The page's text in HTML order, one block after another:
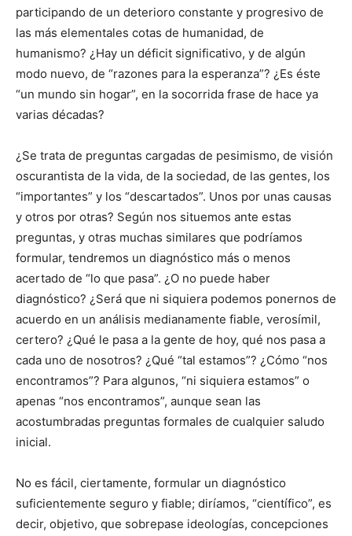
participando de un deterioro constante y progresivo de
las más elementales cotas de humanidad, de
humanismo? ¿Hay un déficit significativo, y de algún
modo nuevo, de “razones para la esperanza”? ¿Es éste
“un mundo sin hogar”, en la socorrida frase de hace ya
varias décadas?
¿Se trata de preguntas cargadas de pesimismo, de visión
oscurantista de la vida, de la sociedad, de las gentes, los
“importantes” y los “descartados”. Unos por unas causas
y otros por otras? Según nos situemos ante estas
preguntas, y otras muchas similares que podríamos
formular, tendremos un diagnóstico más o menos
acertado de “lo que pasa”. ¿O no puede haber
diagnóstico? ¿Será que ni siquiera podemos ponernos de
acuerdo en un análisis medianamente fiable, verosímil,
certero? ¿Qué le pasa a la gente de hoy, qué nos pasa a
cada uno de nosotros? ¿Qué “tal estamos”? ¿Cómo “nos
encontramos”? Para algunos, “ni siquiera estamos” o
apenas “nos encontramos”, aunque sean las
acostumbradas preguntas formales de cualquier saludo
inicial.
No es fácil, ciertamente, formular un diagnóstico
suficientemente seguro y fiable; diríamos, “científico”, es
decir, objetivo, que sobrepase ideologías, concepciones